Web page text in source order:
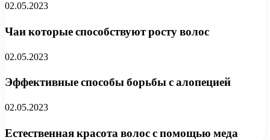
02.05.2023
Чаи которые способствуют росту волос
02.05.2023
Эффективные способы борьбы с алопецией
02.05.2023
Естественная красота волос с помощью меда